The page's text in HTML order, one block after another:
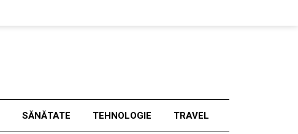
SĂNĂTATE TEHNOLOGIE TRAVEL